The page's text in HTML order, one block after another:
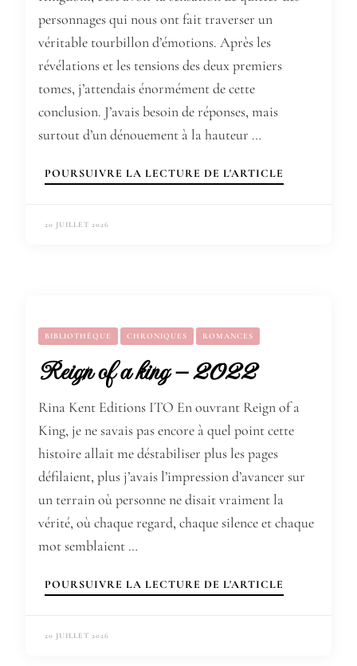
personnages qui nous ont fait traverser un
véritable tourbillon d’émotions. Après les
révélations et les tensions des deux premiers
tomes, j’attendais énormément de cette
conclusion. J’avais besoin de réponses, mais
surtout d’un dénouement à la hauteur …
POURSUIVRE LA LECTURE DE L'ARTICLE
20 JUILLET 2026
BIBLIOTHÈQUE CHRONIQUES ROMANCES
Reign of a king – 2022
Rina Kent Editions ITO En ouvrant Reign of a
King, je ne savais pas encore à quel point cette
histoire allait me déstabiliser plus les pages
défilaient, plus j’avais l’impression d’avancer sur
un terrain où personne ne disait vraiment la
vérité, où chaque regard, chaque silence et chaque
mot semblaient …
POURSUIVRE LA LECTURE DE L'ARTICLE
20 JUILLET 2026